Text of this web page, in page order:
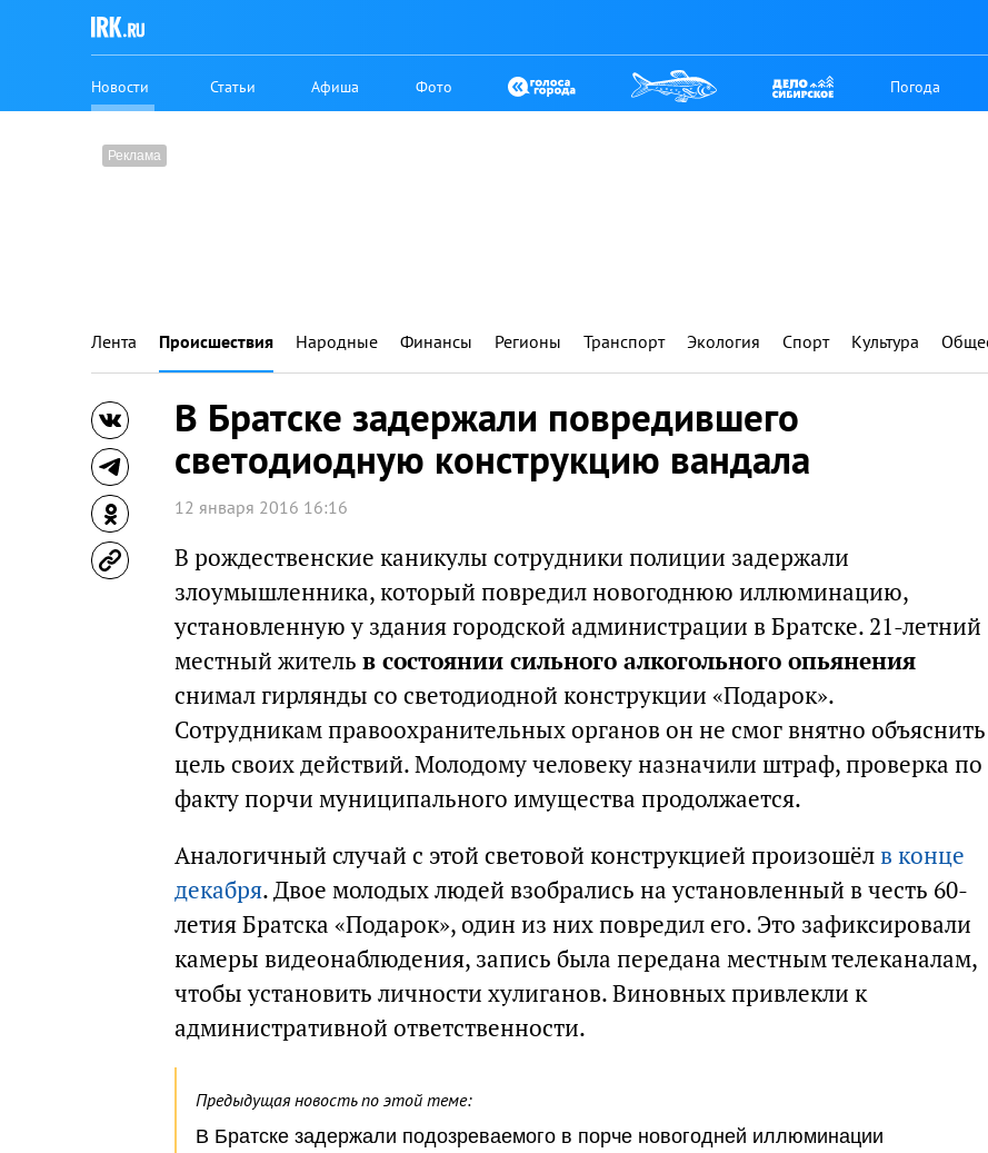
Новости Статьи Афиша Фото Погода
Лента Происшествия Народные Финансы Регионы Транспорт Экология Спорт Культура
В Братске задержали повредившего
светодиодную конструкцию вандала
12 января 2016 16:16
В рождественские каникулы сотрудники полиции задержали
злоумышленника, который повредил новогоднюю иллюминацию,
установленную у здания городской администрации в Братске. 21-летний
местный житель в состоянии сильного алкогольного опьянения
снимал гирлянды со светодиодной конструкции «Подарок».
Сотрудникам правоохранительных органов он не смог внятно объяснить
цель своих действий. Молодому человеку назначили штраф, проверка по
факту порчи муниципального имущества продолжается.
Аналогичный случай с этой световой конструкцией произошёлв конце
декабря. Двое молодых людей взобрались на установленный в честь 60-
летия Братска «Подарок», один из них повредил его. Это зафиксировали
камеры видеонаблюдения, запись была передана местным телеканалам,
чтобы установить личности хулиганов. Виновных привлекли к
административной ответственности.
Предыдущая новость по этой теме:
В Братске задержали подозреваемого в порче новогодней иллюминации